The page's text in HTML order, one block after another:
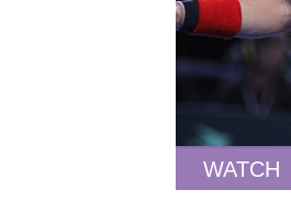
WATCH